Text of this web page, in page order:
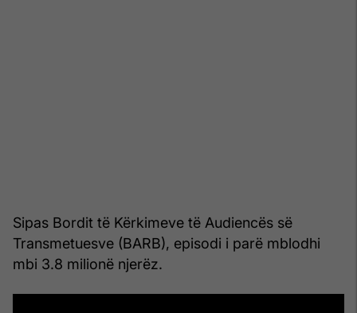
Sipas Bordit të Kërkimeve të Audiencës së
Transmetuesve (BARB), episodi i parë mblodhi
mbi 3.8 milionë njerëz.